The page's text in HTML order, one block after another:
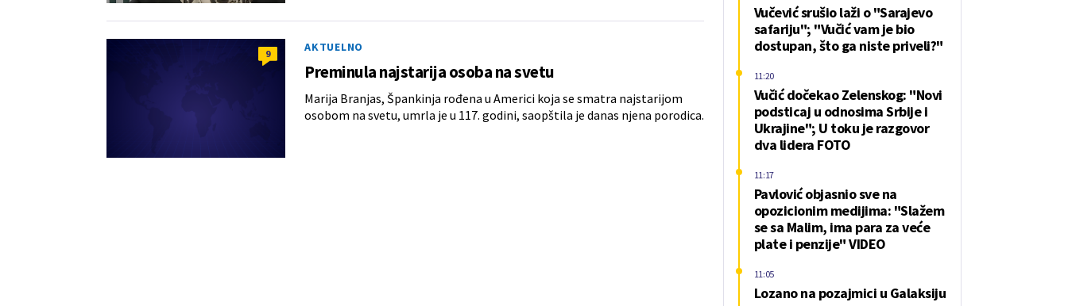
9 AKTUELNO
Preminula najstarija osoba na svetu
Marija Branjas, Špankinja rođena u Americi koja se smatra najstarijom
osobom na svetu, umrla je u 117. godini, saopštila je danas njena porodica.
Vučević srušio laži o "Sarajevo
safariju"; "Vučić vam je bio
dostupan, što ga niste priveli?"
Vučić dočekao Zelenskog: "Novi
podsticaj u odnosima Srbije i
Ukrajine"; U toku je razgovor
dva lidera FOTO
11:20
Pavlović objasnio sve na
opozicionim medijima: "Slažem
se sa Malim, ima para za veće
plate i penzije" VIDEO
11:17
Lozano na pozajmici u Galaksiju
11:05